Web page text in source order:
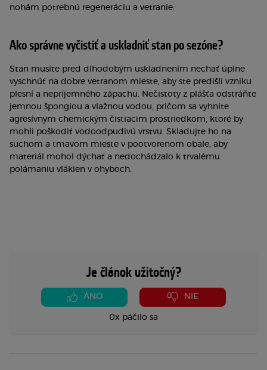
nohám potrebnú regeneráciu a vetranie.
Ako správne vyčistiť a uskladniť stan po sezóne?
Stan musíte pred dlhodobým uskladnením nechať úplne
vyschnúť na dobre vetranom mieste, aby ste predišli vzniku
plesní a nepríjemného zápachu. Nečistoty z plášťa odstráňte
jemnou špongiou a vlažnou vodou, pričom sa vyhnite
agresívnym chemickým čistiacim prostriedkom, ktoré by
mohli poškodiť vodoodpudivú vrstvu. Skladujte ho na
suchom a tmavom mieste v pootvorenom obale, aby
materiál mohol dýchať a nedochádzalo k trvalému
polámaniu vlákien v ohyboch.
Je článok užitočný?
ÁNO NIE
0x páčilo sa